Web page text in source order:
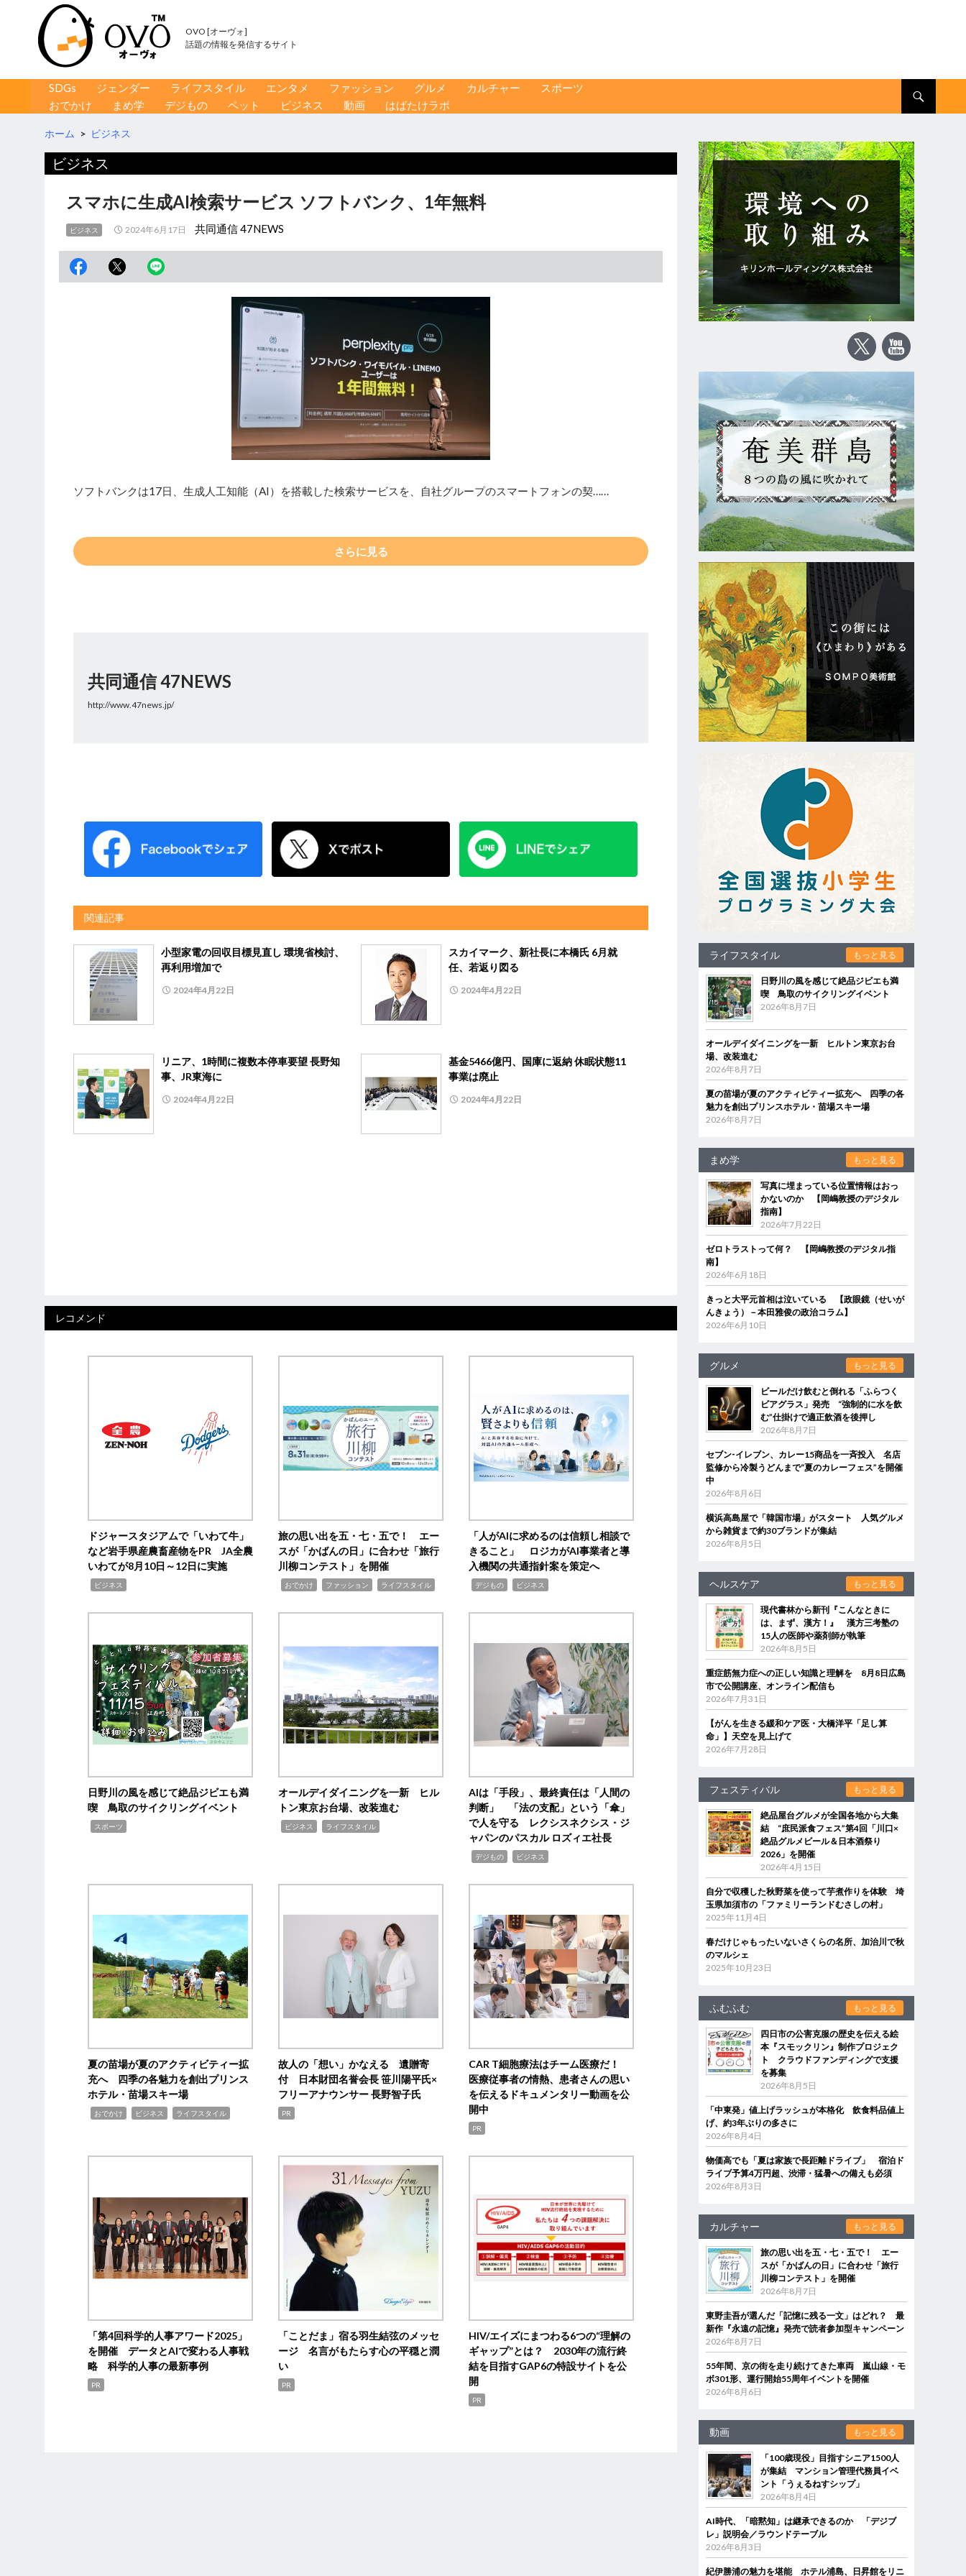
OVO [オーヴォ]
話題の情報を発信するサイト
コンテンツへ移動
SDGs ジェンダー ライフスタイル エンタメ ファッション グルメ カルチャー
スポーツ
おでかけ
まめ学 デジもの ペット ビジネス 動画 はばたけラボ
ホーム > ビジネス
ビジネス
スマホに生成AI検索サービス ソフトバンク、1年無料
ビジネス 2024年6月17日 共同通信 47NEWS
ソフトバンクは17日、生成人工知能（AI）を搭載した検索サービスを、自社グループのスマートフォンの契……
さらに見る
共同通信 47NEWS
http://www.47news.jp/
関連記事
小型家電の回収目標見直し 環境省検討、
再利用増加で
2024年4月22日
スカイマーク、新社長に本橋氏 6月就
任、若返り図る
2024年4月22日
リニア、1時間に複数本停車要望 長野知
事、JR東海に
2024年4月22日
基金5466億円、国庫に返納 休眠状態11
事業は廃止
2024年4月22日
レコメンド
ドジャースタジアムで「いわて牛」
など岩手県産農畜産物をPR JA全農
いわてが8月10日～12日に実施
ビジネス
旅の思い出を五・七・五で！ エー
スが「かばんの日」に合わせ「旅行
川柳コンテスト」を開催
おでかけ ファッション ライフスタイル
「人がAIに求めるのは信頼し相談で
きること」 ロジカがAI事業者と導
入機関の共通指針案を策定へ
デジもの ビジネス
日野川の風を感じて絶品ジビエも満
喫 鳥取のサイクリングイベント
スポーツ
オールデイダイニングを一新 ヒル
トン東京お台場、改装進む
ビジネス ライフスタイル
AIは「手段」、最終責任は「人間の
判断」 「法の支配」という「傘」
で人を守る レクシスネクシス・ジ
ャパンのパスカル ロズィエ社長
デジもの ビジネス
夏の苗場が夏のアクティビティー拡
充へ 四季の各魅力を創出プリンス
ホテル・苗場スキー場
おでかけ ビジネス ライフスタイル
故人の「想い」かなえる 遺贈寄
付 日本財団名誉会長 笹川陽平氏×
フリーアナウンサー 長野智子氏
PR
CAR T細胞療法はチーム医療だ！
医療従事者の情熱、患者さんの思い
を伝えるドキュメンタリー動画を公
開中
PR
「第4回科学的人事アワード2025」
を開催 データとAIで変わる人事戦
略 科学的人事の最新事例
PR
「ことだま」宿る羽生結弦のメッセ
ージ 名言がもたらす心の平穏と潤
い
PR
HIV/エイズにまつわる6つの“理解の
ギャップ”とは？ 2030年の流行終
結を目指すGAP6の特設サイトを公
開
PR
ライフスタイル もっと見る
日野川の風を感じて絶品ジビエも満
喫 鳥取のサイクリングイベント
2026年8月7日
オールデイダイニングを一新 ヒルトン東京お台
場、改装進む
2026年8月7日
夏の苗場が夏のアクティビティー拡充へ 四季の各
魅力を創出プリンスホテル・苗場スキー場
2026年8月7日
まめ学 もっと見る
写真に埋まっている位置情報はおっ
かないのか 【岡嶋教授のデジタル
指南】
2026年7月22日
ゼロトラストって何？ 【岡嶋教授のデジタル指
南】
2026年6月18日
きっと大平元首相は泣いている 【政眼鏡（せいが
んきょう）－本田雅俊の政治コラム】
2026年6月10日
グルメ もっと見る
ビールだけ飲むと倒れる「ふらつく
ビアグラス」発売 “強制的に水を飲
む”仕掛けで適正飲酒を後押し
2026年8月7日
セブン‐イレブン、カレー15商品を一斉投入 名店
監修から冷製うどんまで“夏のカレーフェス”を開催
中
2026年8月6日
横浜高島屋で「韓国市場」がスタート 人気グルメ
から雑貨まで約30ブランドが集結
2026年8月5日
ヘルスケア もっと見る
現代書林から新刊『こんなときに
は、まず、漢方！』 漢方三考塾の
15人の医師や薬剤師が執筆
2026年8月5日
重症筋無力症への正しい知識と理解を 8月8日広島
市で公開講座、オンライン配信も
2026年7月31日
【がんを生きる緩和ケア医・大橋洋平「足し算
命」】天空を見上げて
2026年7月28日
フェスティバル もっと見る
絶品屋台グルメが全国各地から大集
結 “庶民派食フェス”第4回「川口×
絶品グルメビール＆日本酒祭り
2026」を開催
2026年4月15日
自分で収穫した秋野菜を使って芋煮作りを体験 埼
玉県加須市の「ファミリーランドむさしの村」
2025年11月4日
春だけじゃもったいないさくらの名所、加治川で秋
のマルシェ
2025年10月23日
ふむふむ もっと見る
四日市の公害克服の歴史を伝える絵
本『スモックリン』制作プロジェク
ト クラウドファンディングで支援
を募集
2026年8月5日
「中東発」値上げラッシュが本格化 飲食料品値上
げ、約3年ぶりの多さに
2026年8月4日
物価高でも「夏は家族で長距離ドライブ」 宿泊ド
ライブ予算4万円超、渋滞・猛暑への備えも必須
2026年8月3日
カルチャー もっと見る
旅の思い出を五・七・五で！ エー
スが「かばんの日」に合わせ「旅行
川柳コンテスト」を開催
2026年8月7日
東野圭吾が選んだ「記憶に残る一文」はどれ？ 最
新作『永遠の記憶』発売で読者参加型キャンペーン
2026年8月7日
55年間、京の街を走り続けてきた車両 嵐山線・モ
ボ301形、運行開始55周年イベントを開催
2026年8月6日
動画 もっと見る
「100歳現役」目指すシニア1500人
が集結 マンション管理代務員イベ
ント「うぇるねすシップ」
2026年8月4日
AI時代、「暗黙知」は継承できるのか 「デジブ
レ」説明会／ラウンドテーブル
2026年8月3日
紀伊勝浦の魅力を堪能 ホテル浦島、日昇館をリニ